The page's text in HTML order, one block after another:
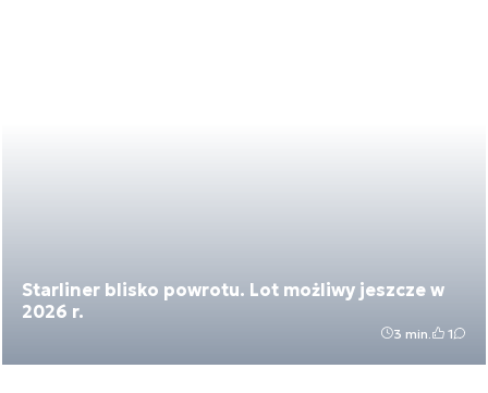
Starliner blisko powrotu. Lot możliwy jeszcze w
2026 r.
3 min. 1